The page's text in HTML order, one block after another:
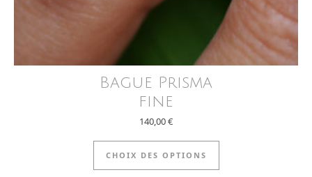
Bague Prisma
fine
140,00€
CHOIX DES OPTIONS
Ce produit a